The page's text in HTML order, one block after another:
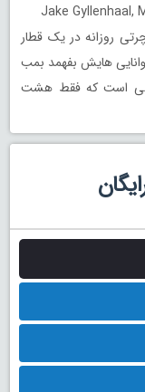
روزانه در یک قطار
هایش بفهمد بمب
است که فقط هشت